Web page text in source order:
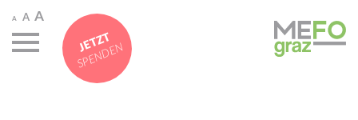
A A A
JETZT
SPENDEN